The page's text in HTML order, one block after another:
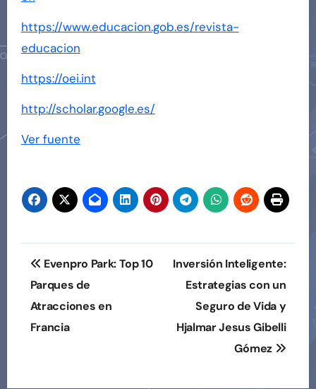
https://www.educacion.gob.es/revista-
educacion
https://oei.int
http://scholar.google.es/
Navegación
entradas
Ver fuente
Navegación
de
entradas
Evenpro Park: Top 10
Parques de
Atracciones en
Francia
Inversión Inteligente:
Estrategias con un
Seguro de Vida y
Hjalmar Jesus Gibelli
Gómez